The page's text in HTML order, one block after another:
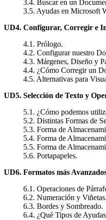
3.4. Buscar en un
3.5. Ayudas en Microsoft
UD4. Configurar, Corregir e
4.1. Prólogo.
4.2. Configurar nuestro
4.3. Márgenes, Diseño y
4.4. ¿Cómo Corregir un
4.5. Alternativas para
UD5. Selección de Texto y
5.1. ¿Cómo podemos
5.2. Distintas Formas de
5.3. Forma de
5.4. Forma de
5.5. Forma de
5.6. Portapapeles.
UD6. Formatos más
6.1. Operaciones de
6.2. Numeración y Viñetas.
6.3. Bordes y Sombreado.
6.4. ¿Qué Tipos de